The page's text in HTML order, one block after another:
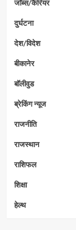
जॉब्स/कैरियर
दुर्घटना
देश/विदेश
बीकानेर
बॉलीवुड
ब्रेकिंग न्यूज
राजनीति
राजस्थान
राशिफल
शिक्षा
हेल्थ